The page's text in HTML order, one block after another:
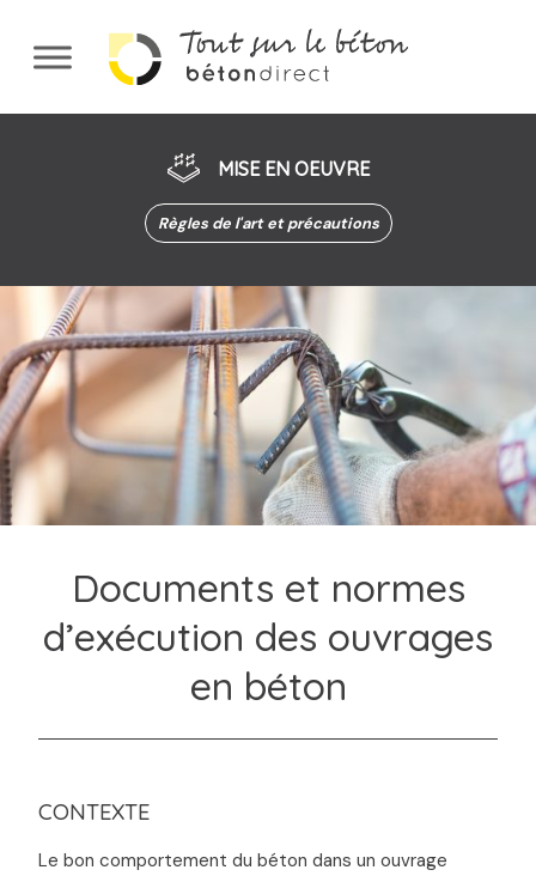
contenu
MISE EN OEUVRE
Règles de l'art et précautions
Documents et normes
d’exécution des ouvrages
en béton
CONTEXTE
Le bon comportement du béton dans un ouvrage